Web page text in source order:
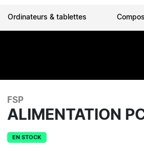
Ordinateurs & tablettes
FSP
ALIMENTATION
EN STOCK